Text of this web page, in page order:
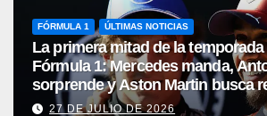
FÓRMULA 1 ÚLTIMAS NOTICIAS
La primera mitad de la temporada
Fórmula 1: Mercedes manda,
sorprende y Aston Martin busca
27 DE JULIO DE 2026